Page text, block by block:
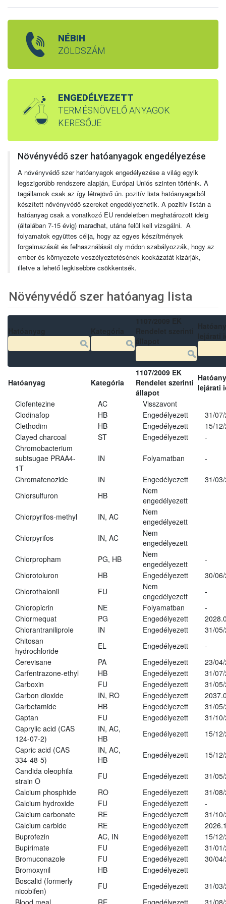
NÉBIH
ZÖLDSZÁM
ENGEDÉLYEZETT
TERMÉSNÖVELŐ ANYAGOK
KERESŐJE
Növényvédő szer hatóanyagok engedélyezése
A növényvédő szer hatóanyagok engedélyezése a világ egyik
legszigorúbb rendszere alapján, Európai Uniós szinten történik. A
tagállamok csak az így létrejövő ún. pozitív lista hatóanyagaiból
készített növényvédő szereket engedélyezhetik. A pozitív listán a
hatóanyag csak a vonatkozó EU rendeletben meghatározott ideig
(általában 7-15 évig) maradhat, utána felül kell vizsgálni. A
folyamatok együttes célja, hogy az egyes készítmények
forgalmazását és felhasználását oly módon szabályozzák, hogy az
ember és környezete veszélyeztetésének kockázatát kizárják,
illetve a lehető legkisebbre csökkentsék.
Növényvédő szer hatóanyag lista
Hatóanyag Kategória
1107/2009 EK
Rendelet szerinti
állapot
lejárati
Clofentezine
AC
Visszavont
Clodinafop
HB Engedélyezett
31/
Clethodim
HB Engedélyezett
15/
Clayed charcoal
ST Engedélyezett
-
Chromobacterium
subtsugae PRAA4-
1T
IN Folyamatban -
Chromafenozide IN Engedélyezett
31/
Chlorsulfuron
HB
Nem
engedélyezett
Chlorpyrifos-methyl
IN, AC
Nem
engedélyezett
Chlorpyrifos
IN, AC
Nem
engedélyezett
Chlorpropham
PG, HB
Nem
engedélyezett
-
Chlorotoluron
HB Engedélyezett
30/
Chlorothalonil
FU
Nem
engedélyezett
-
Chloropicrin
NE Folyamatban
-
Chlormequat
PG Engedélyezett
Chlorantraniliprole
IN Engedélyezett
31/
Chitosan
hydrochloride
EL Engedélyezett
-
Cerevisane
PA Engedélyezett
23/
Carfentrazone-ethyl
HB Engedélyezett
31/
Carboxin
FU Engedélyezett
31/
Carbon dioxide
IN, RO Engedélyezett
Carbetamide
HB Engedélyezett
31/
Captan
FU Engedélyezett
31/
Caprylic acid (CAS
124-07-2)
IN, AC,
HB
Engedélyezett
15/
Capric acid (CAS
334-48-5)
IN, AC,
HB
Engedélyezett
15/
Candida oleophila
strain O
FU Engedélyezett
31/
Calcium phosphide
RO Engedélyezett
31/
Calcium hydroxide
FU Engedélyezett
-
Calcium carbonate
RE Engedélyezett
31/
Calcium carbide
RE Engedélyezett
Buprofezin
AC, IN Engedélyezett
15/
Bupirimate
FU Engedélyezett
31/
Bromuconazole
FU Engedélyezett
30/
Bromoxynil
HB
Engedélyezett
Boscalid (formerly
nicobifen)
FU Engedélyezett
31/